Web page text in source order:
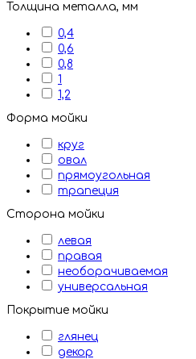
Толщина металла, мм
0,4
0,6
0,8
1
1,2
Форма мойки
круг
овал
прямоугольная
трапеция
Сторона мойки
левая
правая
необорачиваемая
универсальная
Покрытие мойки
глянец
декор